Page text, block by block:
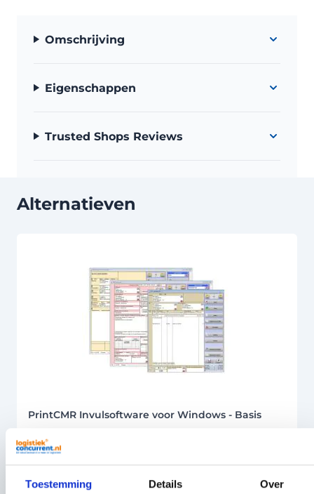
Toestemming Details Over
Omschrijving
Eigenschappen
Trusted Shops Reviews
Alternatieven
PrintCMR Invulsoftware voor Windows - Basis
145,00
Op werkdagen vóór 18:00 besteld, binnen 3 werkdagen in